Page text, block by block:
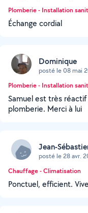
Plomberie - Installation
Échange cordial
Dominique
posté le 08 mai
Plomberie - Installation
Samuel est très
plomberie. Merci à lui
Jean-
posté le 28 avr.
Chauffage - Climatisation
Ponctuel, efficient.